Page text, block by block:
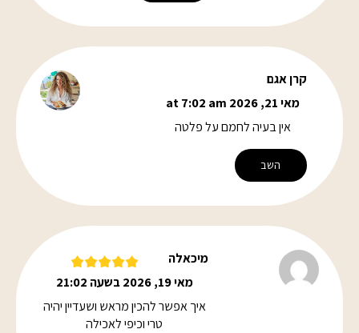
קרן אגם
מאי 21, 2026 at 7:02 am
אין בעיה לחמם על פלטה
השב
מיכאלה
מאי 19, 2026 בשעה 21:02
איך אפשר להכין מראש ושעדיין יהיה
טרי וכיפי לאכילה